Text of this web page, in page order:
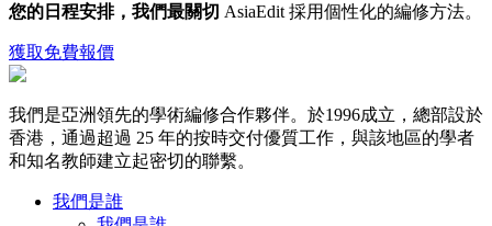
您的日程安排，我們最關切 AsiaEdit 採用個性化的編修方法。
獲取免費報價
我們是亞洲領先的學術編修合作夥伴。於1996成立，總部設於
香港，通過超過 25 年的按時交付優質工作，與該地區的學者
和知名教師建立起密切的聯繫。
我們是誰